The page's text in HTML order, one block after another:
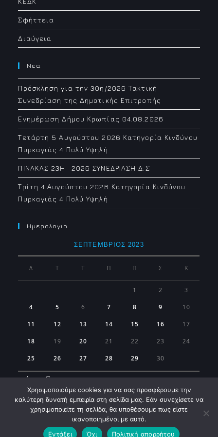
Σφήττεια
Διαύγεια
Νεα
Πρόσκληση για την 30η/2026 Τακτική
Συνεδρίαση της Δημοτικής Επιτροπής
Ενημέρωση Δήμου Κρωπίας 04.08.2026
Τετάρτη 5 Αυγούστου 2026 Κατηγορία Κινδύνου
Πυρκαγιάς 4 Πολύ Υψηλή
ΠΙΝΑΚΑΣ 23H -2026 ΣΥΝΕΔΡΙΑΣΗ Δ.Σ
Τρίτη 4 Αυγούστου 2026 Κατηγορία Κινδύνου
Πυρκαγιάς 4 Πολύ Υψηλή
Ημερολογιο
ΣΕΠΤΈΜΒΡΙΟΣ 2023
Δ Τ Τ Π Π Σ Κ
1 2 3
4 5 6 7 8 9 10
11 12 13 14 15 16 17
18 19 20 21 22 23 24
25 26 27 28 29 30
« Αυγ Οκτ »
Χρησιμοποιούμε cookies για να σας προσφέρουμε την
καλύτερη δυνατή εμπειρία στη σελίδα μας. Εάν συνεχίσετε να
χρησιμοποιείτε τη σελίδα, θα υποθέσουμε πως είστε
ικανοποιημένοι με αυτό.
Εντάξει
Όχι Πολιτική απορρήτου